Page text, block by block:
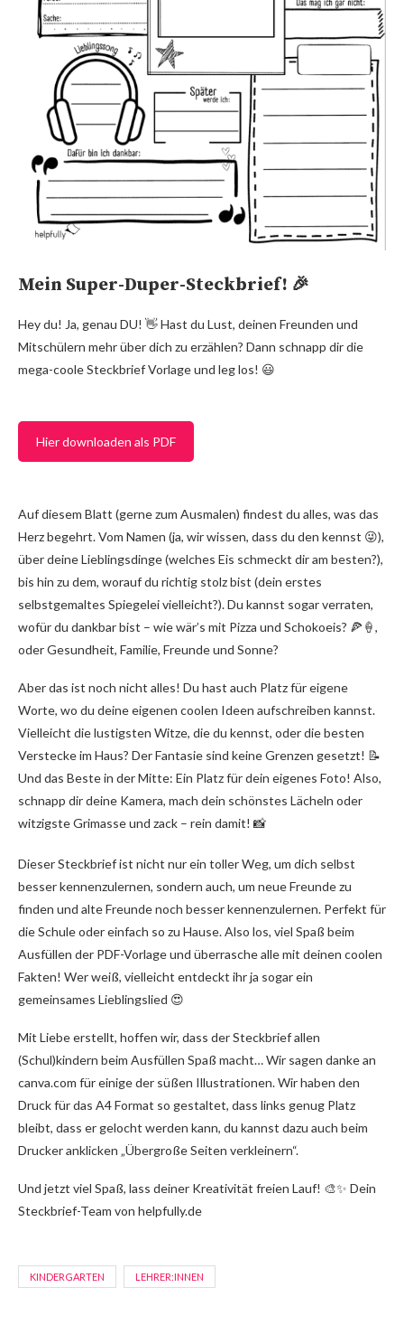
Mein Super-Duper-Steckbrief! 🎉
Hey du! Ja, genau DU! 👋 Hast du Lust, deinen Freunden und
Mitschülern mehr über dich zu erzählen? Dann schnapp dir die
mega-coole Steckbrief Vorlage und leg los! 😃
Hier downloaden als PDF
Auf diesem Blatt (gerne zum Ausmalen) findest du alles, was das
Herz begehrt. Vom Namen (ja, wir wissen, dass du den kennst 😜),
über deine Lieblingsdinge (welches Eis schmeckt dir am besten?),
bis hin zu dem, worauf du richtig stolz bist (dein erstes
selbstgemaltes Spiegelei vielleicht?). Du kannst sogar verraten,
wofür du dankbar bist – wie wär’s mit Pizza und Schokoeis? 🍕🍦,
oder Gesundheit, Familie, Freunde und Sonne?
Aber das ist noch nicht alles! Du hast auch Platz für eigene
Worte, wo du deine eigenen coolen Ideen aufschreiben kannst.
Vielleicht die lustigsten Witze, die du kennst, oder die besten
Verstecke im Haus? Der Fantasie sind keine Grenzen gesetzt! 📝
Und das Beste in der Mitte: Ein Platz für dein eigenes Foto! Also,
schnapp dir deine Kamera, mach dein schönstes Lächeln oder
witzigste Grimasse und zack – rein damit! 📸
Dieser Steckbrief ist nicht nur ein toller Weg, um dich selbst
besser kennenzulernen, sondern auch, um neue Freunde zu
finden und alte Freunde noch besser kennenzulernen. Perfekt für
die Schule oder einfach so zu Hause. Also los, viel Spaß beim
Ausfüllen der PDF-Vorlage und überrasche alle mit deinen coolen
Fakten! Wer weiß, vielleicht entdeckt ihr ja sogar ein
gemeinsames Lieblingslied 😍
Mit Liebe erstellt, hoffen wir, dass der Steckbrief allen
(Schul)kindern beim Ausfüllen Spaß macht… Wir sagen danke an
canva.com für einige der süßen Illustrationen. Wir haben den
Druck für das A4 Format so gestaltet, dass links genug Platz
bleibt, dass er gelocht werden kann, du kannst dazu auch beim
Drucker anklicken „Übergroße Seiten verkleinern“.
Und jetzt viel Spaß, lass deiner Kreativität freien Lauf! 🎨✨ Dein
Steckbrief-Team von helpfully.de
KINDERGARTEN LEHRER:INNEN